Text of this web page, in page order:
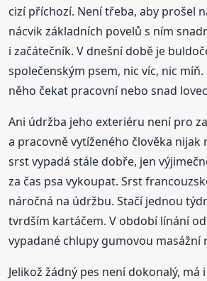
cizí příchozí. Není třeba, aby prošel
nácvik základních povelů s ním
i začátečník. V dnešní době je
společenským psem, nic víc, nic
něho čekat pracovní nebo snad
Ani údržba jeho exteriéru není pro
a pracovně vytíženého člověka nijak
srst vypadá stále dobře, jen
za čas psa vykoupat. Srst
náročná na údržbu. Stačí jednou
tvrdším kartáčem. V období línání
vypadané chlupy gumovou masážní
Jelikož žádný pes není dokonalý, má